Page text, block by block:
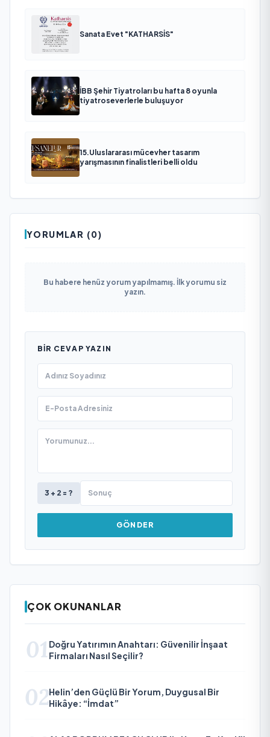
Sanata Evet "KATHARSİS"
İBB Şehir Tiyatroları bu hafta 8 oyunla
tiyatroseverlerle buluşuyor
15.Uluslararası mücevher tasarım
yarışmasının finalistleri belli oldu
YORUMLAR (0)
Bu habere henüz yorum yapılmamış. İlk yorumu siz
yazın.
BIR CEVAP YAZIN
3 + 2 = ?
GÖNDER
ÇOK OKUNANLAR
01 Doğru Yatırımın Anahtarı: Güvenilir İnşaat
Firmaları Nasıl Seçilir?
02Helin’den Güçlü Bir Yorum, Duygusal Bir
Hikâye: “İmdat”